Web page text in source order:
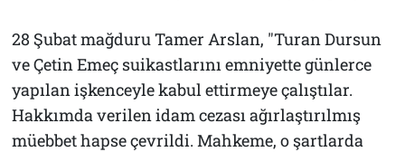
28 Şubat mağduru Tamer Arslan, "Turan Dursun
ve Çetin Emeç suikastlarını emniyette günlerce
yapılan işkenceyle kabul ettirmeye çalıştılar.
Hakkımda verilen idam cezası ağırlaştırılmış
müebbet hapse çevrildi. Mahkeme, o şartlarda